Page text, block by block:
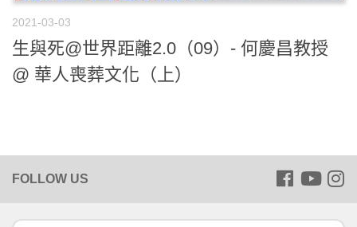
2021-03-03
生與死@世界距離2.0（09）- 何慶昌教授
@ 華人喪葬文化（上）